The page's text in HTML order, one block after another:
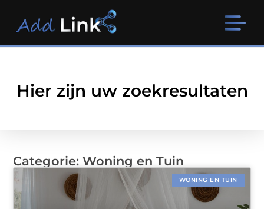
Hier zijn uw zoekresultaten
Categorie: Woning en Tuin
WONING EN TUIN